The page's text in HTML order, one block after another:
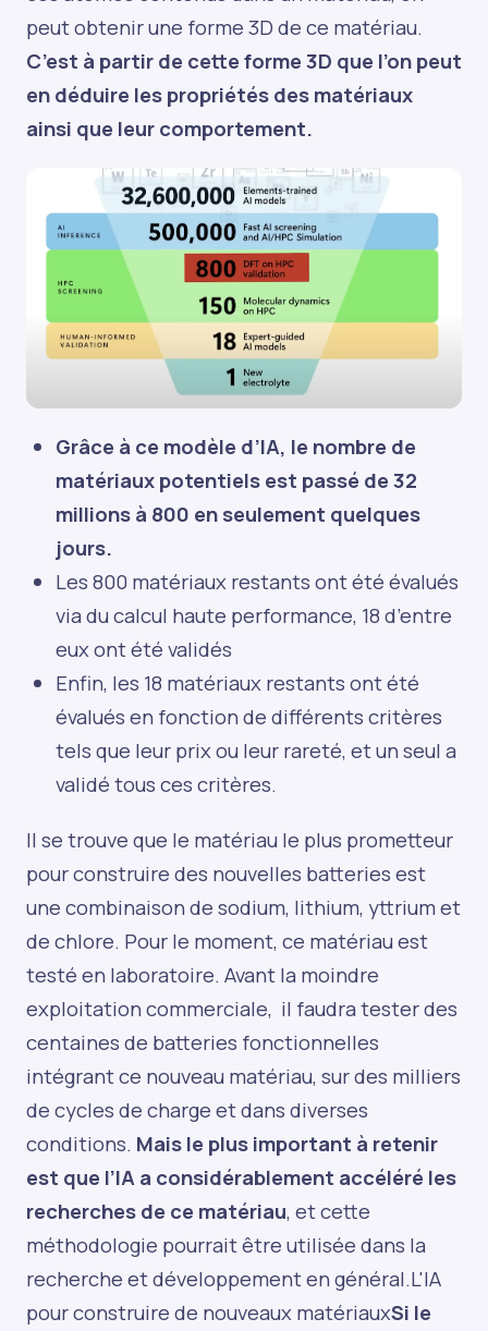
peut obtenir une forme 3D de ce matériau.
C’est à partir de cette forme 3D que l’on peut
en déduire les propriétés des matériaux
ainsi que leur comportement.
Grâce à ce modèle d’IA, le nombre de
matériaux potentiels est passé de 32
millions à 800 en seulement quelques
jours.
Les 800 matériaux restants ont été évalués
via du calcul haute performance, 18 d’entre
eux ont été validés
Enfin, les 18 matériaux restants ont été
évalués en fonction de différents critères
tels que leur prix ou leur rareté, et un seul a
validé tous ces critères.
Il se trouve que le matériau le plus prometteur
pour construire des nouvelles batteries est
une combinaison de sodium, lithium, yttrium et
de chlore. Pour le moment, ce matériau est
testé en laboratoire. Avant la moindre
exploitation commerciale, il faudra tester des
centaines de batteries fonctionnelles
intégrant ce nouveau matériau, sur des milliers
de cycles de charge et dans diverses
conditions. Mais le plus important à retenir
est que l’IA a considérablement accéléré les
recherches de ce matériau, et cette
méthodologie pourrait être utilisée dans la
recherche et développement en général.L'IA
pour construire de nouveaux matériauxSi le